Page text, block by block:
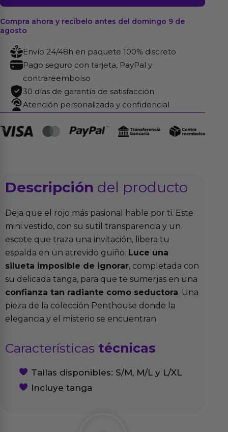
Shaker
Rojo
cantidad
Compra ahora y recíbelo antes del domingo 9 de
agosto
Envío 24/48h en paquete 100% discreto
Pago seguro con tarjeta, PayPal y
contrareembolso
30 días de garantía de satisfacción
Atención personalizada y confidencial
Descripción del producto
Deja que el rojo más pasional hable por ti. Este
mini vestido, con su sutil transparencia y un
escote que traza una invitación, libera tu
espalda en un atrevido guiño. Luce una
silueta imposible de ignorar, completada con
su delicada tanga, para que te sumerjas en una
confianza tan radiante como seductora. Una
pieza de la colección Penthouse donde la
elegancia y el misterio se encuentran.
Características técnicas
Tallas disponibles: S/M, M/L y L/XL
Incluye tanga